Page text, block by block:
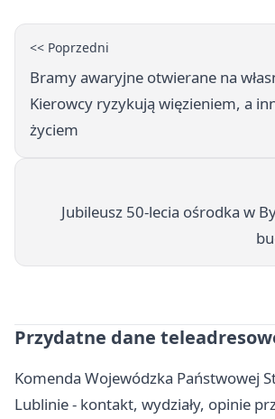
<< Poprzedni
Bramy awaryjne otwierane na
Kierowcy ryzykują więzieniem, a
życiem
Jubileusz 50-lecia ośrodka w
Przydatne dane
Komenda Wojewódzka Państwowej
Lublinie - kontakt, wydziały, opinie